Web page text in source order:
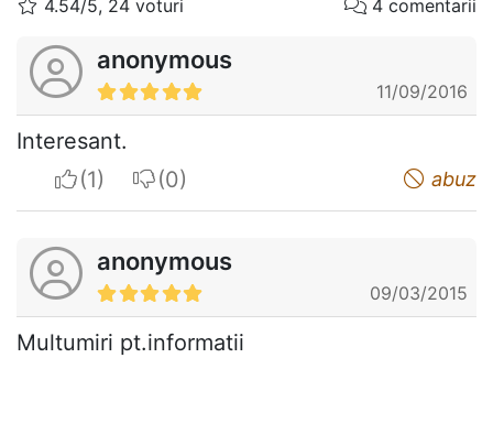
4.54/5, 24 voturi 4 comentarii
anonymous
11/09/2016
Interesant.
I apreciateI do not appreciate abuz
anonymous
09/03/2015
Multumiri pt.informatii